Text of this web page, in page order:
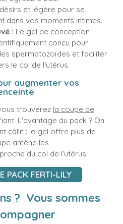
et légère pour se
dans vos moments intimes.
: Le gel de conception
conçu pour
spermatozoïdes et faciliter
le col de l'utérus.
augmenter vos
trouverez la coupe de
L'avantage du pack ? On
câlin : le gel offre plus de
amène les
du col de l'utérus.
PACK FERTI-LILY
? Vous sommes